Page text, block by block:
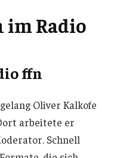
im Radio
ffn
Oliver Kalkofe
arbeitete er
Schnell